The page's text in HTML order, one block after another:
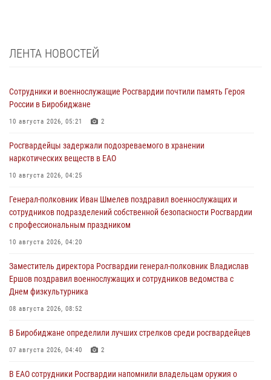
ЛЕНТА НОВОСТЕЙ
Сотрудники и военнослужащие Росгвардии почтили память Героя
России в Биробиджане
10 августа 2026, 05:21 2
Росгвардейцы задержали подозреваемого в хранении
наркотических веществ в ЕАО
10 августа 2026, 04:25
Генерал-полковник Иван Шмелев поздравил военнослужащих и
сотрудников подразделений собственной безопасности Росгвардии
с профессиональным праздником
10 августа 2026, 04:20
Заместитель директора Росгвардии генерал-полковник Владислав
Ершов поздравил военнослужащих и сотрудников ведомства с
Днем физкультурника
08 августа 2026, 08:52
В Биробиджане определили лучших стрелков среди росгвардейцев
07 августа 2026, 04:40 2
В ЕАО сотрудники Росгвардии напомнили владельцам оружия о